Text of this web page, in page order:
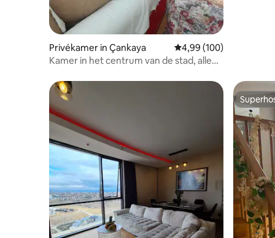
Privékamer in Çankaya Gemiddelde
4,99 (100)
Kamer in het centrum van de stad, alleen